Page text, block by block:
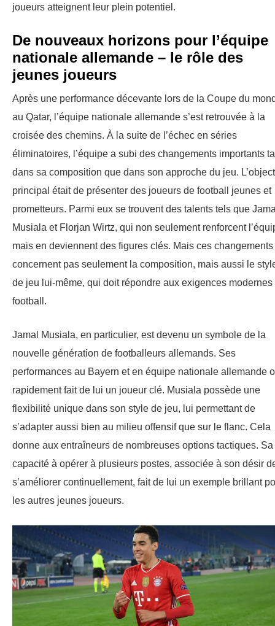
joueurs atteignent leur plein potentiel.
De nouveaux horizons pour l’équipe
nationale allemande – le rôle des
jeunes joueurs
Après une performance décevante lors de la Coupe du
au Qatar, l’équipe nationale allemande s’est retrouvée à la
croisée des chemins. À la suite de l’échec en séries
éliminatoires, l’équipe a subi des changements importants
dans sa composition que dans son approche du jeu.
principal était de présenter des joueurs de football jeunes et
prometteurs. Parmi eux se trouvent des talents tels que
Musiala et Florjan Wirtz, qui non seulement renforcent
mais en deviennent des figures clés. Mais ces changements
concernent pas seulement la composition, mais aussi le
de jeu lui-même, qui doit répondre aux exigences modernes
football.
Jamal Musiala, en particulier, est devenu un symbole de la
nouvelle génération de footballeurs allemands. Ses
performances au Bayern et en équipe nationale allemande
rapidement fait de lui un joueur clé. Musiala possède une
flexibilité unique dans son style de jeu, lui permettant de
s’adapter aussi bien au milieu offensif que sur le flanc. Cela
donne aux entraîneurs de nombreuses options tactiques. Sa
capacité à opérer à plusieurs postes, associée à son désir
s’améliorer continuellement, fait de lui un exemple brillant
les autres jeunes joueurs.